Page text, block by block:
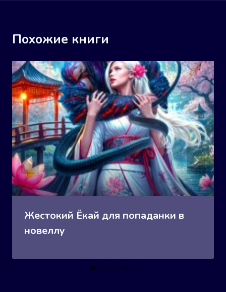
Похожие книги
Жестокий Ёкай для попаданки в
новеллу